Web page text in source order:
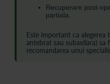
Recuperare post-
partiala.
Este important ca
antebrat sau subaxilara)
recomandarea unui